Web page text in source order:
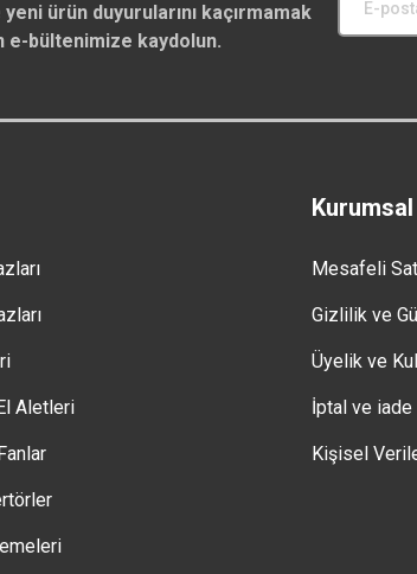
ürün duyurularını kaçırmamak
e-bültenimize kaydolun.
Aletleri
Kurumsal
Mesafeli
Gizlilik ve
Üyelik ve
İptal ve iade
Kişisel